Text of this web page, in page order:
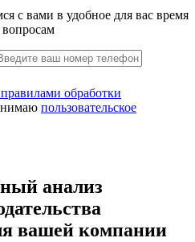
с вами в удобное для вас время
правилами обработки
пользовательское
анализ
вашей компании